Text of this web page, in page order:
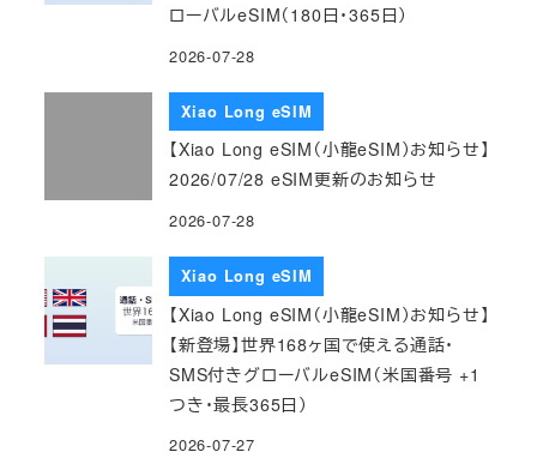
ローバルeSIM（180日・365日）
2026-07-28
Xiao Long eSIM
【Xiao Long eSIM（小龍eSIM）お知らせ】
2026/07/28 eSIM更新のお知らせ
2026-07-28
Xiao Long eSIM
【Xiao Long eSIM（小龍eSIM）お知らせ】
【新登場】世界168ヶ国で使える通話・
SMS付きグローバルeSIM（米国番号 +1
つき・最長365日）
2026-07-27